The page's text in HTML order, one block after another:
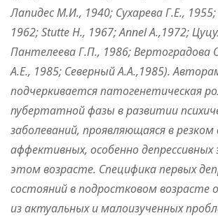
Лапидес М.И., 1940; Сухарева Г.Е., 1955;
1962; Stutte H., 1967; Annel A.,1972;
Пантелеева Г.П., 1986; Вертоградова
А.Е., 1985; Северный А.А.,1985).
подчеркивается патогенетическая
пубертатной фазы в развитии
заболеваний, проявляющаяся в
аффективных, особенно депрессивных
этом возрасте. Специфика первых
состояний в подростковом возрасте
из актуальных и малоизученных